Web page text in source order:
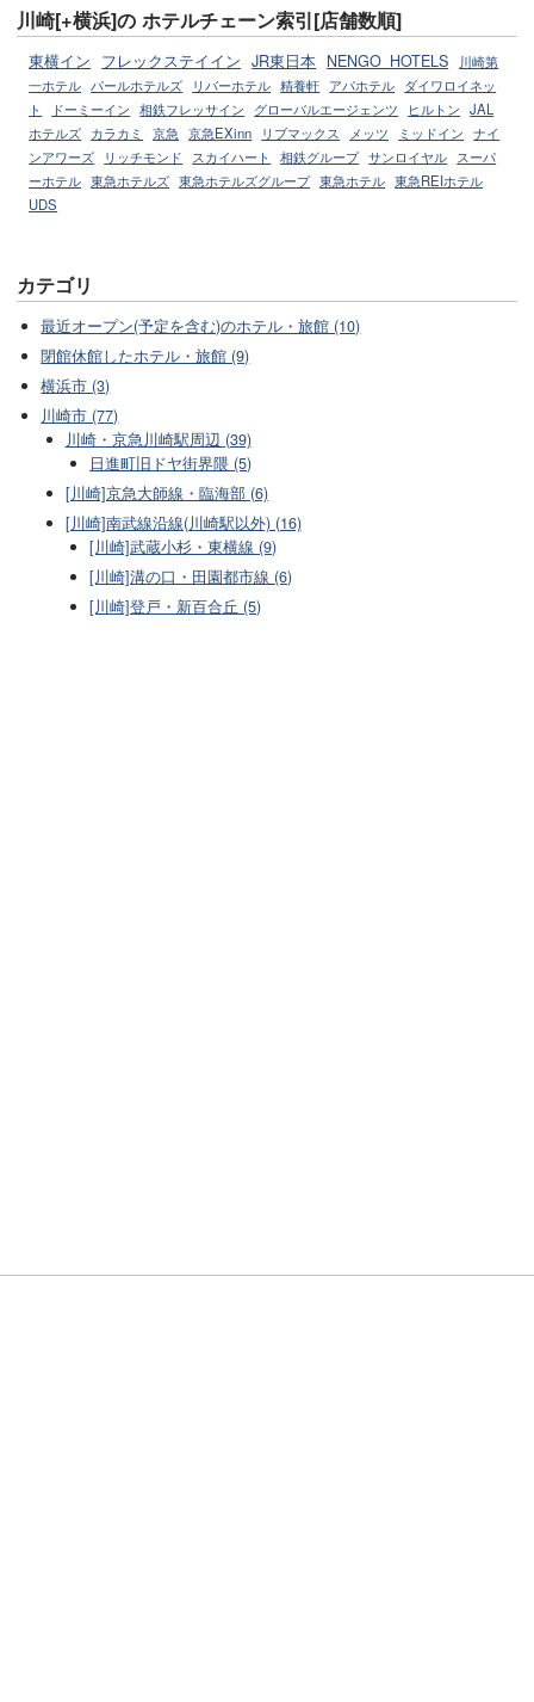
川崎[+横浜]の ホテルチェーン索引[店舗数順]
東横イン フレックステイイン JR東日本 NENGO_HOTELS
川崎第
一ホテル パールホテルズ リバーホテル 精養軒 アパホテル ダイワロイネッ
ト
ドーミーイン 相鉄フレッサイン グローバルエージェンツ ヒルトン JAL
ホテルズ カラカミ 京急 京急EXinn リブマックス メッツ ミッドイン ナイ
ンアワーズ
リッチモンド スカイハート 相鉄グループ サンロイヤル スーパ
ーホテル 東急ホテルズ 東急ホテルズグループ 東急ホテル 東急REIホテル
UDS
カテゴリ
最近オープン(予定を含む)のホテル・旅館 (10)
閉館休館したホテル・旅館 (9)
横浜市 (3)
川崎市 (77)
川崎・京急川崎駅周辺 (39)
日進町旧ドヤ街界隈 (5)
[川崎]京急大師線・臨海部 (6)
[川崎]南武線沿線(川崎駅以外) (16)
[川崎]武蔵小杉・東横線 (9)
[川崎]溝の口・田園都市線 (6)
[川崎]登戸・新百合丘 (5)